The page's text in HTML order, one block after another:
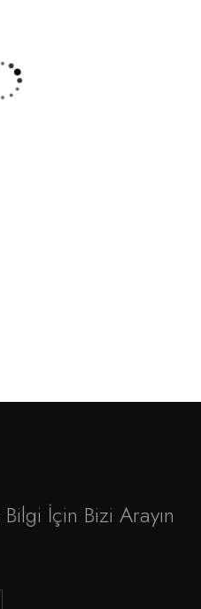
İçin Bizi Arayın